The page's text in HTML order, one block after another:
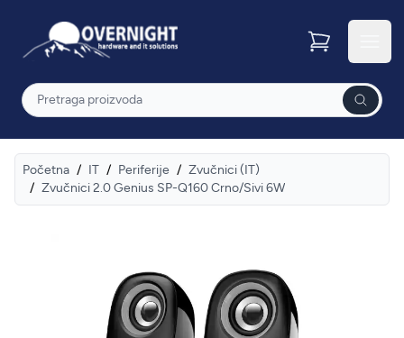
Overnight
Pretraga
Početna / IT / Periferije / Zvučnici (IT)
/ Zvučnici 2.0 Genius SP-Q160 Crno/Sivi 6W